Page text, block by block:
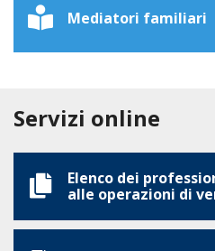
Mediatori familiari
Servizi online
Elenco dei
alle operazioni di